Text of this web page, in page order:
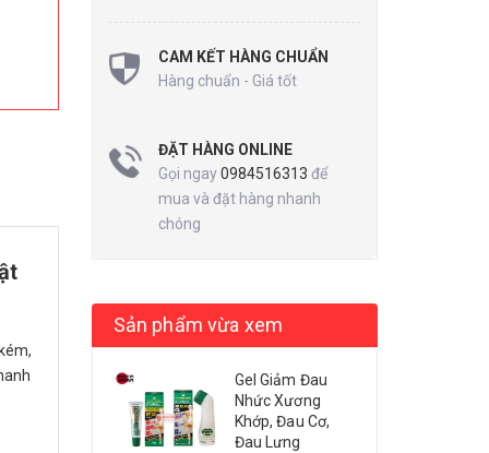
CAM KẾT HÀNG CHUẨN
Hàng chuẩn - Giá tốt
ĐẶT HÀNG ONLINE
Gọi ngay0984516313 để
mua và đặt hàng nhanh
chóng
Sản phẩm vừa xem
Gel Giảm Đau
Nhức Xương
Khớp, Đau Cơ,
Đau Lưng